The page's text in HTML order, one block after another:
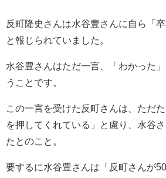
反町隆史さんは水谷豊さんに自ら「
と報じられていました。
水谷豊さんはただ一言、「わかった
うことです。
この一言を受けた反町さんは、ただ
を押してくれている」と慮り、水谷
たとのこと。
要するに水谷豊さんは「反町さんが